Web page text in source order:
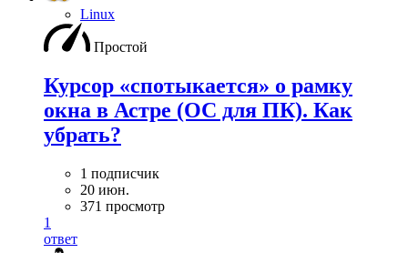
Linux
Простой
Курсор «спотыкается» о рамку
окна в Астре (ОС для ПК). Как
убрать?
1 подписчик
20 июн.
371 просмотр
1
ответ